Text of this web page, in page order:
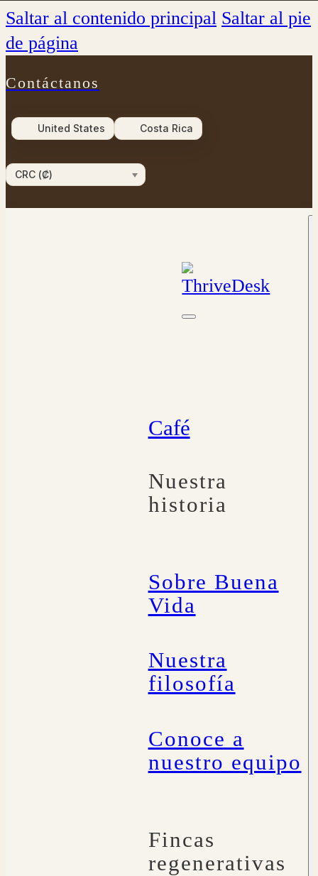
Saltar al contenido principal Saltar al pie
de página
Contáctanos
United States Costa Rica
CRC (₡)
Café
Nuestra
historia
Sobre Buena
Vida
Nuestra
filosofía
Conoce a
nuestro equipo
Fincas
regenerativas